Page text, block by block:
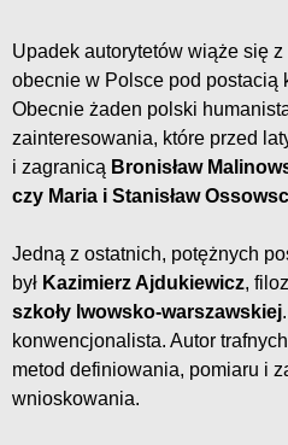
Upadek autorytetów wiąże się
obecnie w Polsce pod postacią
Obecnie żaden polski
zainteresowania, które przed
i zagranicą Bronisław
czy Maria i Stanisław
Jedną z ostatnich, potężnych
był Kazimierz Ajdukiewicz,
szkoły lwowsko-warszawskiej
konwencjonalista. Autor
metod definiowania, pomiaru i
wnioskowania.